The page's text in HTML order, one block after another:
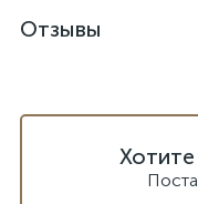
Отзывы